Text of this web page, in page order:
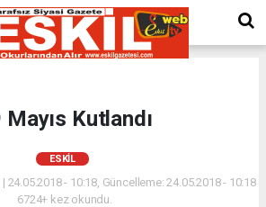
Mayıs Kutlandı
ESKİL
24.05.2018 - 10:18, Güncelleme: 24.05.2018 - 10:18
6724+ kez okundu.